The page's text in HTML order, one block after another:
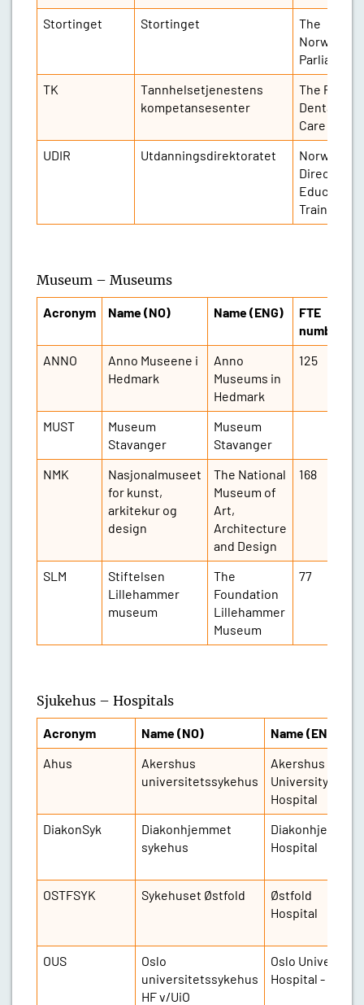
Stortinget
Stortinget
The
Norwegian
Parliament
TK
Tannhelsetjenestens
kompetansesenter
The Public
Dental
Care
UDIR
Utdanningsdirektoratet
Norwegian
Education
Training
Museum – Museums
Acronym Name (NO) Name (ENG)
FTE
number
ANNO
Anno Museene i
Hedmark
Anno
Museums in
Hedmark
125
MUST
Museum
Stavanger
Museum
Stavanger
NMK
Nasjonalmuseet
for kunst,
arkitekur og
design
The National
Museum of
Art,
Architecture
and Design
168
SLM
Stiftelsen
Lillehammer
museum
The
Foundation
Lillehammer
Museum
77
Sjukehus – Hospitals
Acronym Name (NO)
Name (ENG)
Ahus
Akershus
universitetssykehus
Akershus
University
Hospital
DiakonSyk
Diakonhjemmet
sykehus
Diakonhjemmet
Hospital
OSTFSYK Sykehuset Østfold
Østfold
Hospital
OUS
Oslo
universitetssykehus
HF v/UiO
Oslo University
Hospital - UiO